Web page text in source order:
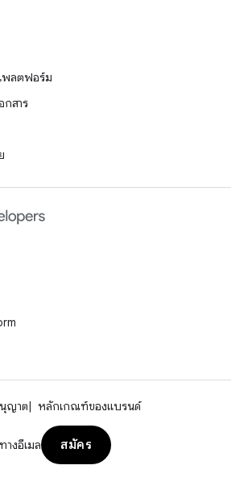
พลตฟอร์ม
กสาร
ญาต
หลักเกณฑ์ของแบรนด์
างอีเมล
สมัคร